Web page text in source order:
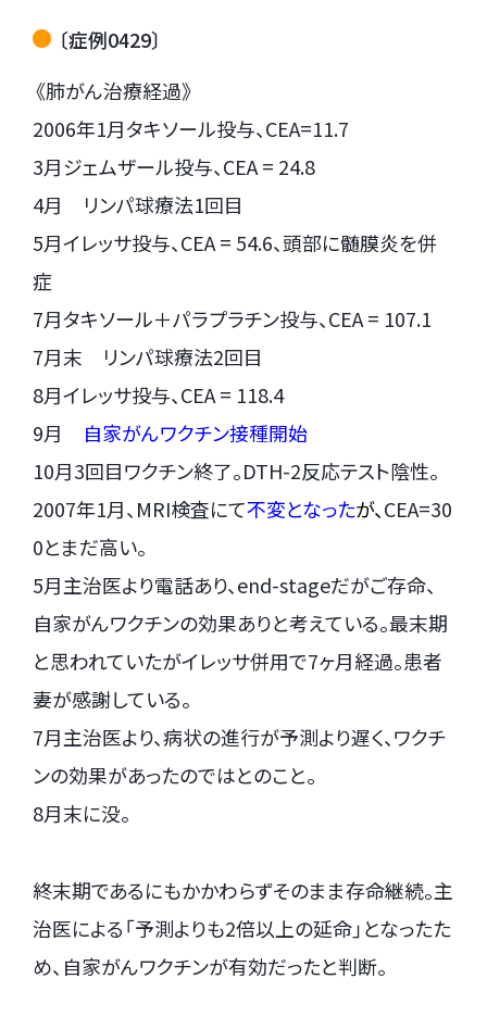
〔症例0429〕
《肺がん治療経過》
2006年1月タキソール投与、CEA=11.7
3月ジェムザール投与、CEA = 24.8
4月 リンパ球療法1回目
5月イレッサ投与、CEA = 54.6、頭部に髄膜炎を併
症
7月タキソール＋パラプラチン投与、CEA = 107.1
7月末 リンパ球療法2回目
8月イレッサ投与、CEA = 118.4
9月
自家がんワクチン接種開始
10月3回目ワクチン終了。DTH-2反応テスト陰性。
2007年1月、MRI検査にて不変となったが、CEA=30
0とまだ高い。
5月主治医より電話あり、end-stageだがご存命、
自家がんワクチンの効果ありと考えている。最末期
と思われていたがイレッサ併用で7ヶ月経過。患者
妻が感謝している。
7月主治医より、病状の進行が予測より遅く、ワクチ
ンの効果があったのではとのこと。
8月末に没。
終末期であるにもかかわらずそのまま存命継続。主
治医による「予測よりも2倍以上の延命」となったた
め、自家がんワクチンが有効だったと判断。